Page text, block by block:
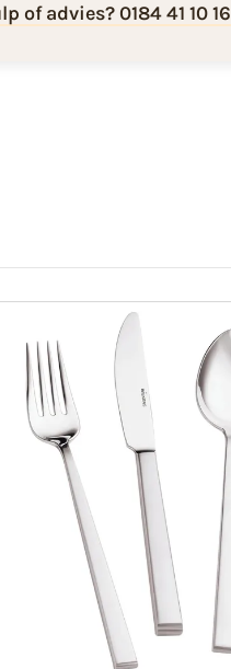
of advies? 0184 41 10 16